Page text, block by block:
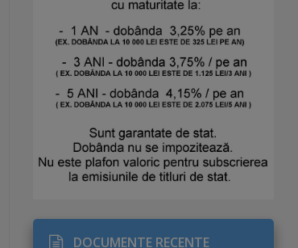
DOCUMENTE RECENTE